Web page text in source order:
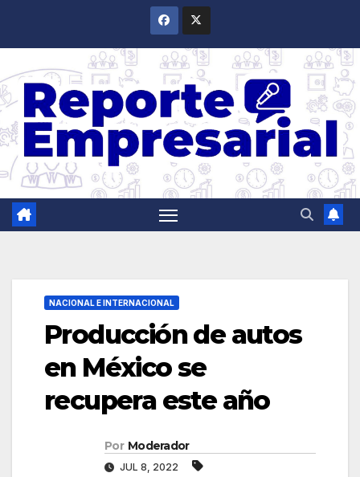
NACIONAL E INTERNACIONAL
Producción de autos
en México se
recupera este año
Por Moderador
JUL 8, 2022